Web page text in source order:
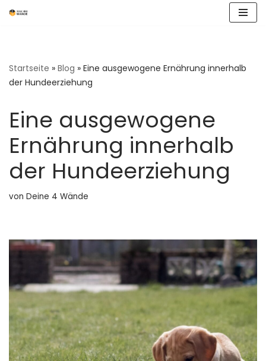
Startseite » Blog » Eine ausgewogene Ernährung innerhalb
der Hundeerziehung
Eine ausgewogene
Ernährung innerhalb
der Hundeerziehung
von Deine 4 Wände